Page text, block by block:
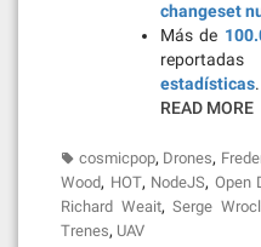
changeset
Más de
estadísticas.
READ MORE
cosmicpop, Drones,
Wood, HOT, NodeJS, Open
Richard Weait,Serge
Trenes, UAV